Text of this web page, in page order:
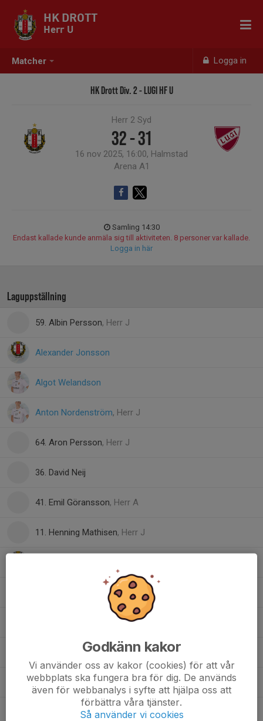
Matcher Logga in
HK DROTT
Herr U
HK Drott Div. 2 - LUGI HF U
Herr 2 Syd
32 - 31
16 nov 2025, 16:00, Halmstad
Arena A1
Samling 14:30
Endast kallade kunde anmäla sig till aktiviteten. 8 personer var kallade.
Logga in här
Laguppställning
59. Albin Persson, Herr J
Alexander Jonsson
Algot Welandson
Anton Nordenström, Herr J
64. Aron Persson, Herr J
36. David Neij
41. Emil Göransson, Herr A
11. Henning Mathisen, Herr J
74. Morris Troedson, Herr J
Måns Arrhenius
9. Neo Andersson, Herr A
Godkänn kakor
Vi använder oss av kakor (cookies) för att vår
webbplats ska fungera bra för dig. De används
även för webbanalys i syfte att hjälpa oss att
förbättra våra tjänster.
Så använder vi cookies